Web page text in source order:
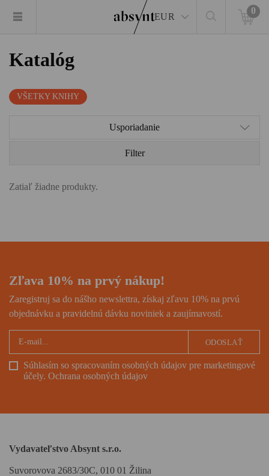
EUR
0
Katalóg
VŠETKY KNIHY
Usporiadanie
Filter
Zatiaľ žiadne produkty.
Zľava 10% na prvý nákup!
Zaregistruj sa do nášho newslettra, získaj zľavu 10% na prvú
objednávku a pravidelnú dávku noviniek a zaujímavostí.
Súhlasím so spracovaním osobných údajov pre marketingové
účely. Ochrana osobných údajov
ODOSLAŤ
Vydavateľstvo Absynt s.r.o.
Suvorovova 2683/30C, 010 01 Žilina